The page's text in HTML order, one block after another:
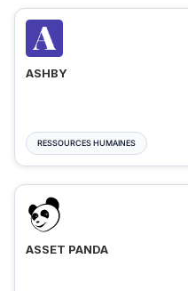
ASHBY
RESSOURCES HUMAINES
ASSET PANDA